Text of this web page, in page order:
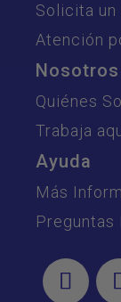
Solicita un
Atención
Nosotros
Quiénes
Trabaja
Ayuda
Más
Preguntas